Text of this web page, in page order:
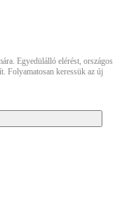
Egyedülálló elérést, országos
Folyamatosan keressük az új